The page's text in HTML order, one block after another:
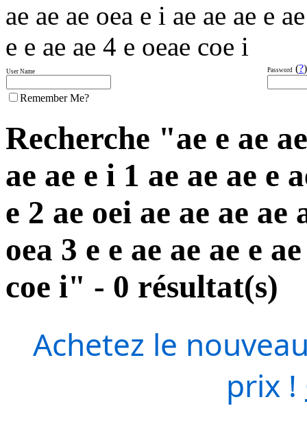
ae ae ae oea e i ae ae ae e
e e ae ae 4 e oeae coe i
User Name Password (?)
Remember Me?
Recherche "ae e ae
ae ae e i 1 ae ae ae e
e 2 ae oei ae ae ae ae
oea 3 e e ae ae ae e
coe i" - 0 résultat(s)
Achetez le
prix !